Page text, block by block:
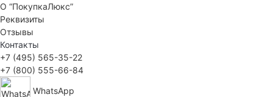
О “ПокупкаЛюкс”
Реквизиты
Отзывы
Контакты
+7 (495) 565-35-22
+7 (800) 555-66-84
WhatsApp